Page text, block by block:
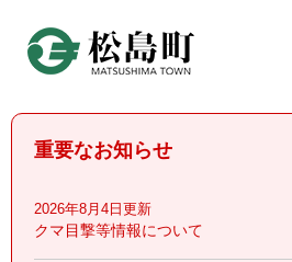
頭
重要なお知らせ
2026年8月4日更新
クマ目撃等情報について